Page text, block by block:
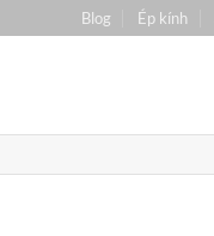
Blog Ép kính